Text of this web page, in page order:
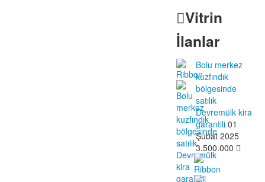
Vitrin
İlanlar
Bolu merkez
kuzfındık
bölgesinde
satılık
Devremülk kira
garantili 01
Şubat 2025
3.500.000